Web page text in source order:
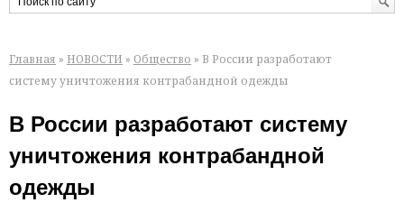
Главная » НОВОСТИ » Общество » В России разработают
систему уничтожения контрабандной одежды
В России разработают систему
уничтожения контрабандной
одежды